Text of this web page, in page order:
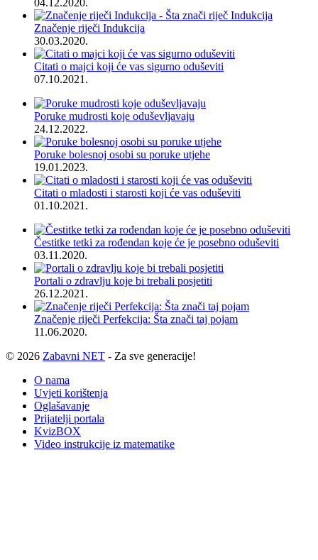
04.12.2020.
Značenje riječi Indukcija
30.03.2020.
Citati o majci koji će vas sigurno oduševiti
07.10.2021.
Poruke mudrosti koje oduševljavaju
24.12.2022.
Poruke bolesnoj osobi su poruke utjehe
19.01.2023.
Citati o mladosti i starosti koji će vas oduševiti
01.10.2021.
Čestitke tetki za rođendan koje će je posebno oduševiti
03.11.2020.
Portali o zdravlju koje bi trebali posjetiti
26.12.2021.
Značenje riječi Perfekcija: Šta znači taj pojam
11.06.2020.
© 2026 Zabavni NET - Za sve generacije!
O nama
Uvjeti korištenja
Oglašavanje
Prijatelji portala
KvizBOX
Video instrukcije iz matematike